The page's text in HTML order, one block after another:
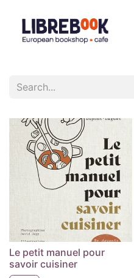
Le petit manuel pour
savoir cuisiner